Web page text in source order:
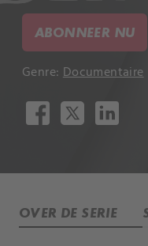
ABONNEER NU
Genre: Documentaire
OVER DE SERIE